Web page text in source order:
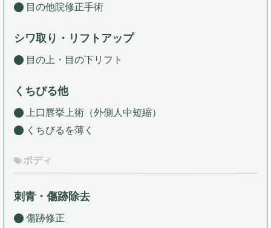
目の他院修正手術
シワ取り・リフトアップ
目の上・目の下リフト
くちびる他
上口唇挙上術（外側人中短縮）
くちびるを薄く
ボディ
刺青・傷跡除去
傷跡修正